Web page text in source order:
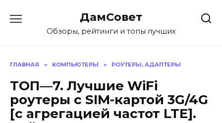
содержанию
ДамСовет
Обзоры, рейтинги и топы лучших
ГЛАВНАЯ » КОМПЬЮТЕРЫ » РОУТЕРЫ, АДАПТЕРЫ
ТОП—7. Лучшие WiFi
роутеры с SIM-картой 3G/4G
[с агрегацией частот LTE].